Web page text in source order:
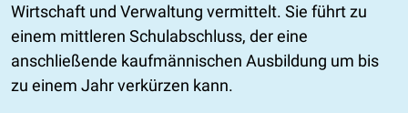
Wirtschaft und Verwaltung vermittelt. Sie führt zu
einem mittleren Schulabschluss, der eine
anschließende kaufmännischen Ausbildung um bis
zu einem Jahr verkürzen kann.